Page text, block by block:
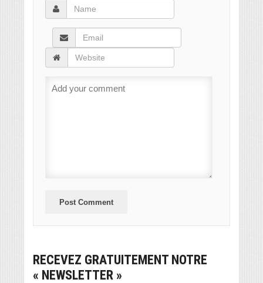
RECEVEZ GRATUITEMENT NOTRE
« NEWSLETTER »